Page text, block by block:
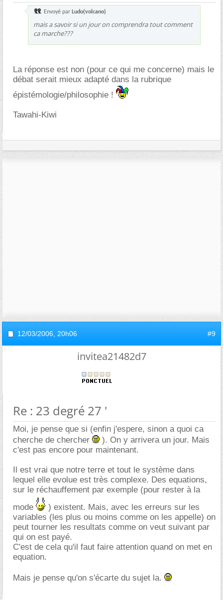
Envoyé par Ludo(volcano)
mais a savoir si un jour on comprendra tout comment
ca marche???
La réponse est non (pour ce qui me concerne) mais le
débat serait mieux adapté dans la rubrique
épistémologie/philosophie !
Tawahi-Kiwi
12/03/2006, 20h06 #9
invitea21482d7
Re : 23 degré 27 '
Moi, je pense que si (enfin j'espere, sinon a quoi ca
cherche de chercher
). On y arrivera un jour. Mais
c'est pas encore pour maintenant.
Il est vrai que notre terre et tout le système dans
lequel elle evolue est très complexe. Des equations,
sur le réchauffement par exemple (pour rester à la
mode
) existent. Mais, avec les erreurs sur les
variables (les plus ou moins comme on les appelle) on
peut tourner les resultats comme on veut suivant par
qui on est payé.
C'est de cela qu'il faut faire attention quand on met en
equation.
Mais je pense qu'on s'écarte du sujet la.